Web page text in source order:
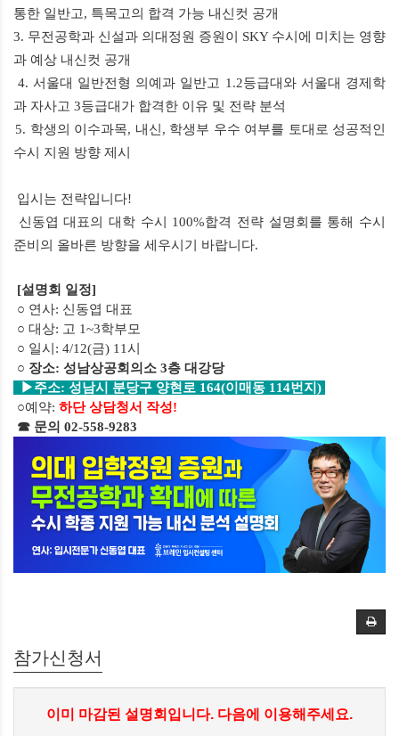
통한 일반고, 특목고의 합격 가능 내신컷 공개
3. 무전공학과 신설과 의대정원 증원이 SKY 수시에 미치는 영향
과 예상 내신컷 공개
4. 서울대 일반전형 의예과 일반고 1.2등급대와 서울대 경제학
과 자사고 3등급대가 합격한 이유 및 전략 분석
5. 학생의 이수과목, 내신, 학생부 우수 여부를 토대로 성공적인
수시 지원 방향 제시
입시는 전략입니다!
신동엽 대표의 대학 수시 100%합격 전략 설명회를 통해 수시
준비의 올바른 방향을 세우시기 바랍니다.
[설명회 일정]
○ 연사: 신동엽 대표
○ 대상: 고 1~3학부모
○ 일시 : 4/12(금) 11시
○ 장소: 성남상공회의소 3층 대강당
▶주소: 성남시 분당구 양현로 164(이매동 114번지)
○예약: 하단 상담청서 작성!
☎ 문의 02-558-9283
참가신청서
이미 마감된 설명회입니다. 다음에 이용해주세요.